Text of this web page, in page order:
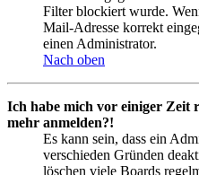
Filter blockiert wurde.
Mail-Adresse korrekt
einen Administrator.
Nach oben
Ich habe mich vor einiger Zeit
mehr anmelden?!
Es kann sein, dass ein
verschieden Gründen
löschen viele Boards